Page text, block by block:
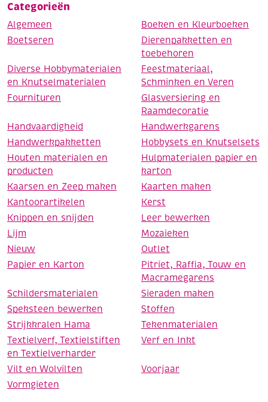
Categorieën
Algemeen
Boeken en Kleurboeken
Boetseren
Dierenpakketten en
toebehoren
Diverse Hobbymaterialen
en Knutselmaterialen
Feestmateriaal,
Schminken en Veren
Fournituren
Glasversiering en
Raamdecoratie
Handvaardigheid
Handwerkgarens
Handwerkpakketten
Hobbysets en Knutselsets
Houten materialen en
producten
Hulpmaterialen papier en
karton
Kaarsen en Zeep maken
Kaarten maken
Kantoorartikelen
Kerst
Knippen en snijden
Leer bewerken
Lijm
Mozaieken
Nieuw
Outlet
Papier en Karton
Pitriet, Raffia, Touw en
Macramegarens
Schildersmaterialen
Sieraden maken
Speksteen bewerken
Stoffen
Strijkkralen Hama
Tekenmaterialen
Textielverf, Textielstiften
en Textielverharder
Verf en Inkt
Vilt en Wolvilten
Voorjaar
Vormgieten